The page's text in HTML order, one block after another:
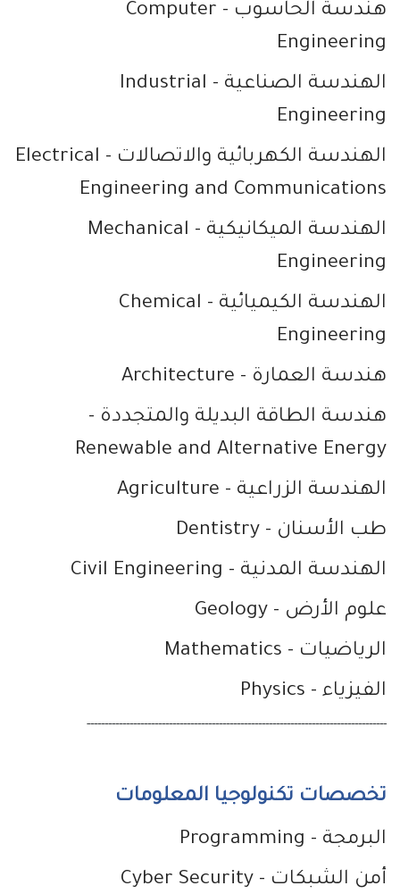
هندسة الحاسوب
- Computer
Engineering
الهندسة الصناعية
- Industrial
Engineering
الهندسة الكهربائية والاتصالات
- Electrical
Engineering and Communications
الهندسة الميكانيكية
- Mechanical
Engineering
الهندسة الكيميائية
- Chemical
Engineering
هندسة العمارة - Architecture
هندسة الطاقة البديلة والمتجددة -
Renewable and Alternative Energy
الهندسة الزراعية - Agriculture
طب الأسنان - Dentistry
الهندسة المدنية - Civil Engineering
علوم الأرض - Geology
الرياضيات - Mathematics
الفيزياء - Physics
------------------------------------------------------------------------------------
تخصصات تكنولوجيا المعلومات
البرمجة - Programming
أمن الشبكات - Cyber Security